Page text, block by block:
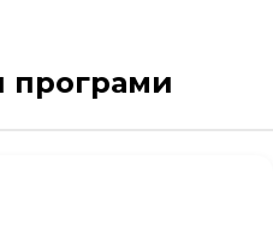
програми